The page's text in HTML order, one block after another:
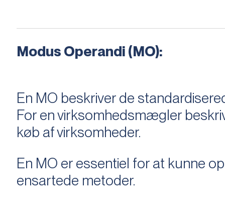
Modus Operandi (MO):
En MO beskriver de
For en virksomhedsmægler
køb af virksomheder.
En MO er essentiel for at kunne
ensartede metoder.